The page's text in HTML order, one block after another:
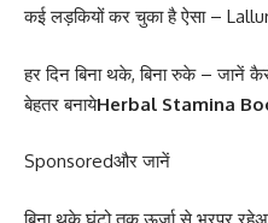
कई लड़कियों कर चुका है ऐसा –
हर दिन बिना थके, बिना रुके – जानें
बेहतर बनायेHerbal Stamina
Sponsoredऔर जानें
बिना थके घंटो तक ऊर्जा से भरपूर